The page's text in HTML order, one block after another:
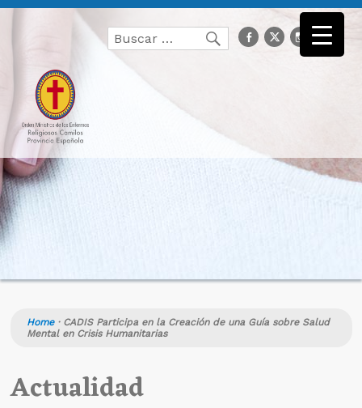
Buscar
por:
Buscarfacebook
Twitter
Home· CADIS Participa en la Creación de una Guía sobre Salud
Mental en Crisis Humanitarias
Actualidad